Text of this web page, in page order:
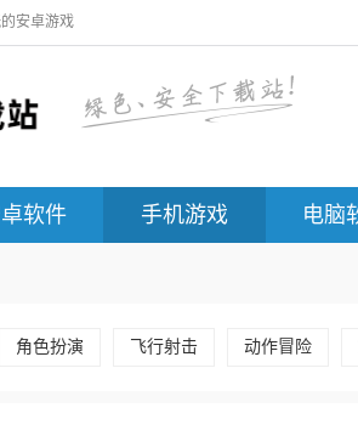
安卓游戏
软件 手机游戏 电脑
角色扮演 飞行射击 动作冒险